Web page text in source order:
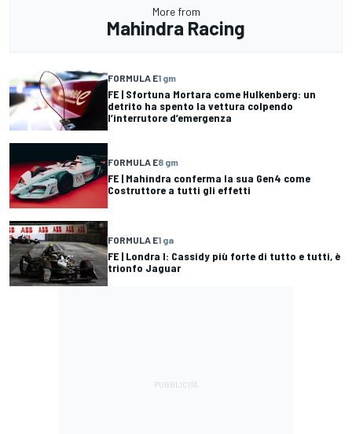
More from
Mahindra Racing
FORMULA E1 gm
FE | Sfortuna Mortara come Hulkenberg: un
detrito ha spento la vettura colpendo
l’interrutore d’emergenza
FORMULA E8 gm
FE | Mahindra conferma la sua Gen4 come
Costruttore a tutti gli effetti
FORMULA E1 ga
FE | Londra I: Cassidy più forte di tutto e tutti, è
trionfo Jaguar